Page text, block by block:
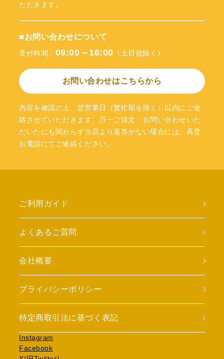
ただきます。
■お問い合わせについて
受付時間： 09:00～16:00 （土日祝除く）
お問い合わせはこちらから
内容を確認の上、翌営業日（繁忙期を除く）以内にご連
絡させていただきます。万一ご注文・お問い合わせいた
だいたにも関わらず当店より返答がない場合には、再度
お電話にてご連絡ください。
ご利用ガイド
よくあるご質問
会社概要
プライバシーポリシー
特定商取引法に基づく表記
Instagram
Facebook